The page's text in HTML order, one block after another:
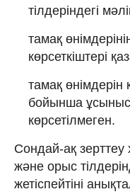
тілдеріндегі
тамақ
көрсеткіштері
тамақ өнімдерін
бойынша
көрсетілмеген.
Сондай-ақ зерттеу
және орыс
жетіспейтіні